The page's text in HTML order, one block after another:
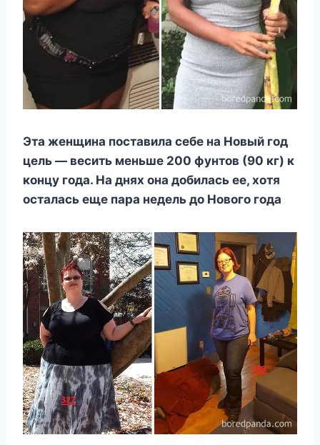
Эта женщина поставила себе на Новый год
цель — весить меньше 200 фунтов (90 кг) к
концу года. На днях она добилась ее, хотя
осталась еще пара недель до Нового года